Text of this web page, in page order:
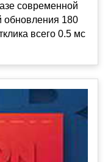
современной
обновления 180
всего 0.5 мс